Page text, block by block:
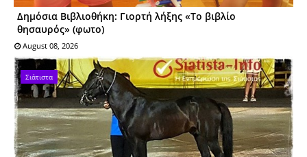
Δημόσια Βιβλιοθήκη: Γιορτή λήξης «Το βιβλίο
θησαυρός» (φωτο)
August 08, 2026
Σιάτιστα